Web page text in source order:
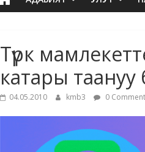
Түрк
катары
04.05.2010 kmb3 0